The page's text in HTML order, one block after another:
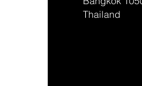
Thailand